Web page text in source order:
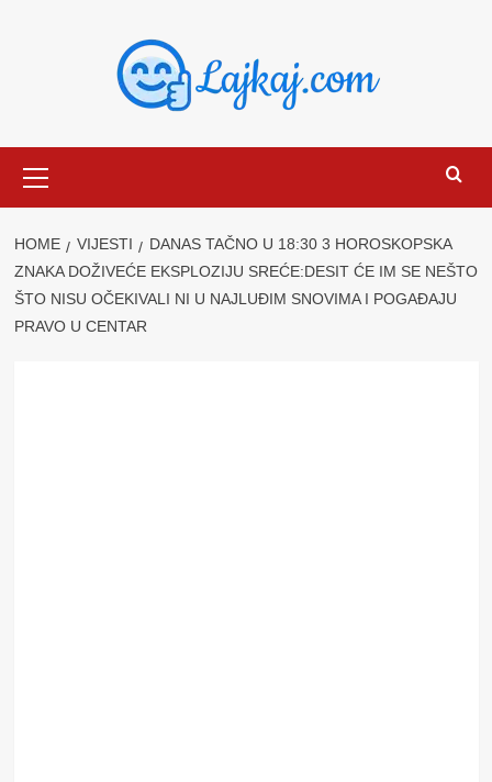
Menu
HOME VIJESTI
DANAS TAČNO U 18:30 3 HOROSKOPSKA
ZNAKA DOŽIVEĆE EKSPLOZIJU SREĆE:DESIT ĆE IM SE NEŠTO
ŠTO NISU OČEKIVALI NI U NAJLUĐIM SNOVIMA I POGAĐAJU
PRAVO U CENTAR